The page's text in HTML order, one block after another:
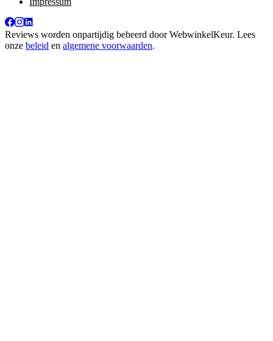
Reviews worden onpartijdig beheerd doorWebwinkelKeur. Lees
onze beleid en algemene voorwaarden.